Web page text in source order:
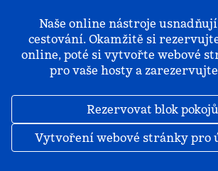
Naše online nástroje
cestování. Okamžitě si rezervujte
online, poté si vytvořte webové
pro vaše hosty a
Rezervovat blok pokojů
Vytvoření webové stránky pro